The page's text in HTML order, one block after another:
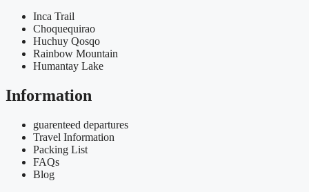
Inca Trail
Choquequirao
Huchuy Qosqo
Rainbow Mountain
Humantay Lake
Information
guarenteed departures
Travel Information
Packing List
FAQs
Blog